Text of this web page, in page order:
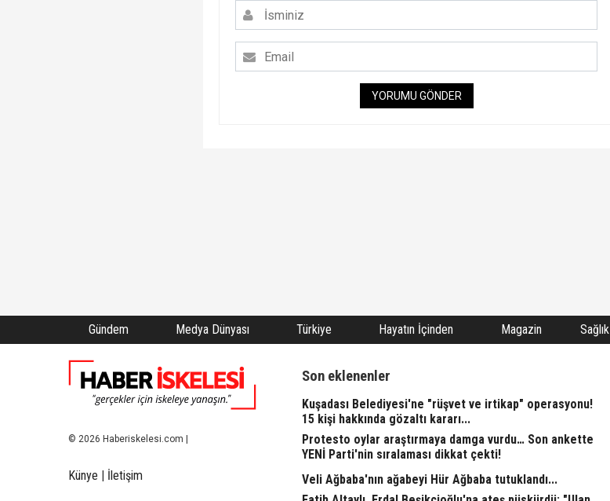
YORUMU GÖNDER
Gündem Medya Dünyası Türkiye Hayatın İçinden Magazin Sağlık
© 2026 Haberiskelesi.com |
Künye | İletişim
Son eklenenler
Kuşadası Belediyesi'ne "rüşvet ve irtikap" operasyonu!
15 kişi hakkında gözaltı kararı...
Protesto oylar araştırmaya damga vurdu… Son ankette
YENİ Parti'nin sıralaması dikkat çekti!
Veli Ağbaba'nın ağabeyi Hür Ağbaba tutuklandı...